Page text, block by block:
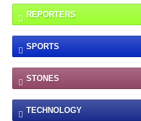
REPORTERS
SPORTS
STONES
TECHNOLOGY